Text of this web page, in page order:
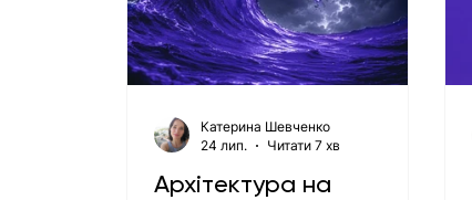
Архітектура на
Катерина Шевченко
24 лип.
Читати 7 хв